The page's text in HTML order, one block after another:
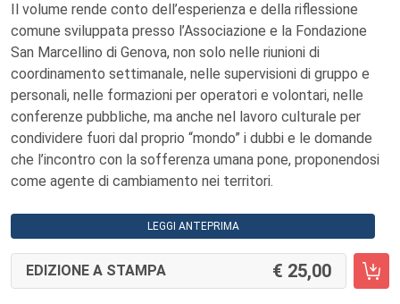
Il volume rende conto dell’esperienza e della riflessione
comune sviluppata presso l’Associazione e la Fondazione
San Marcellino di Genova, non solo nelle riunioni di
coordinamento settimanale, nelle supervisioni di gruppo e
personali, nelle formazioni per operatori e volontari, nelle
conferenze pubbliche, ma anche nel lavoro culturale per
condividere fuori dal proprio “mondo” i dubbi e le domande
che l’incontro con la sofferenza umana pone, proponendosi
come agente di cambiamento nei territori.
LEGGI ANTEPRIMA
EDIZIONE A STAMPA 25,00